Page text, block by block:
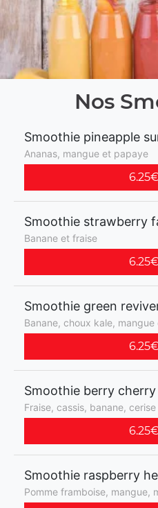
Nos
Smoothie pineapple
Ananas, mangue et papaye
6.25€
Smoothie strawberry
Banane et fraise
6.25€
Smoothie green
Banane, choux kale,
6.25€
Smoothie berry cherry
Fraise, cassis, banane, cerise
6.25€
Smoothie raspberry
Pomme framboise, mangue,